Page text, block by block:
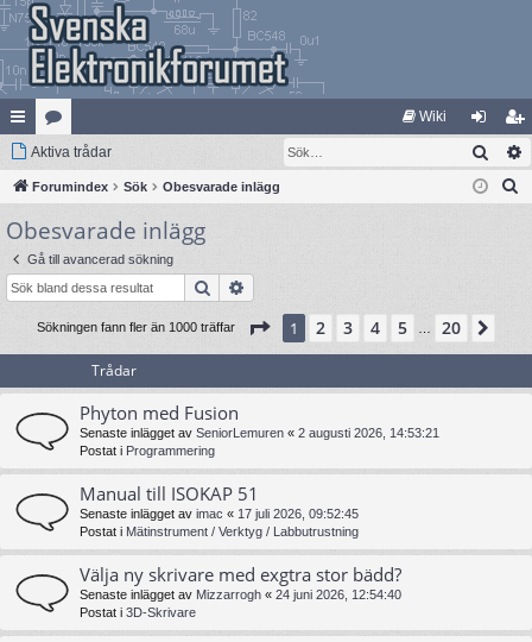
na
bb
lä
nk
ar
at
eg
ori
er
Wiki
og
ga
li
m
Aktiva trådar Sök
Forumindex Sök Obesvarade inlägg
Obesvarade inlägg
Gå till avancerad sökning
Sök
Sökningen fann fler än 1000 träffar Sida 1av20
1 2 3 4 5 20
Trådar
Phyton med Fusion
Senaste inlägget av SeniorLemuren « 2 augusti 2026, 14:53:21
Postat i Programmering
Manual till ISOKAP 51
Senaste inlägget av imac « 17 juli 2026, 09:52:45
Postat i Mätinstrument / Verktyg / Labbutrustning
Välja ny skrivare med exgtra stor bädd?
Senaste inlägget av Mizzarrogh « 24 juni 2026, 12:54:40
Postat i 3D-Skrivare